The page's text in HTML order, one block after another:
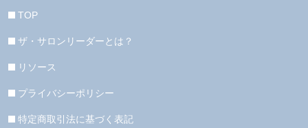
TOP
ザ・サロンリーダーとは？
リソース
プライバシーポリシー
特定商取引法に基づく表記